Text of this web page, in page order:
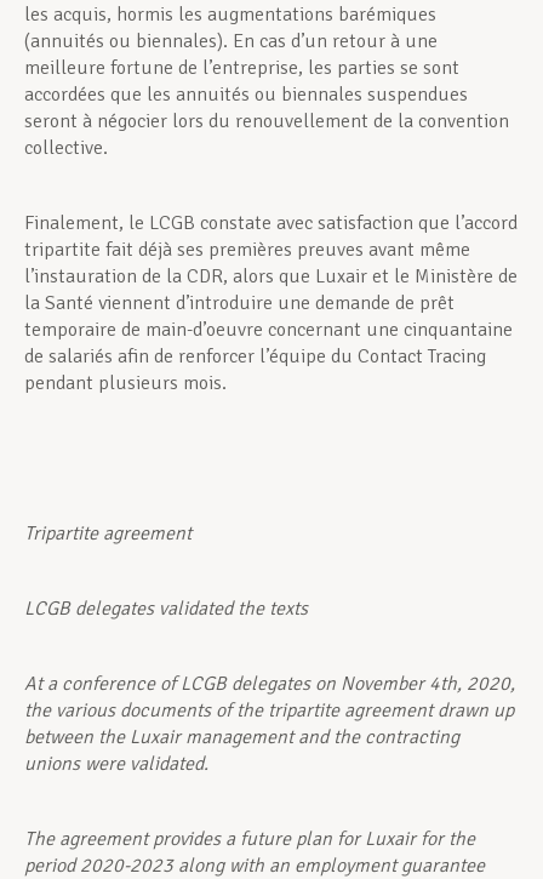
les acquis, hormis les augmentations barémiques
(annuités ou biennales). En cas d’un retour à une
meilleure fortune de l’entreprise, les parties se sont
accordées que les annuités ou biennales suspendues
seront à négocier lors du renouvellement de la convention
collective.
Finalement, le LCGB constate avec satisfaction que l’accord
tripartite fait déjà ses premières preuves avant même
l’instauration de la CDR, alors que Luxair et le Ministère de
la Santé viennent d’introduire une demande de prêt
temporaire de main-d’oeuvre concernant une cinquantaine
de salariés afin de renforcer l’équipe du Contact Tra­cing
pendant plusieurs mois.
Tripartite agreement
LCGB delegates validated the texts
At a conference of LCGB delegates on November 4th, 2020,
the various documents of the tripartite agreement drawn up
between the Luxair management and the contracting
unions were validated.
The agreement provides a future plan for Luxair for the
period 2020-2023 along with an employment guarantee